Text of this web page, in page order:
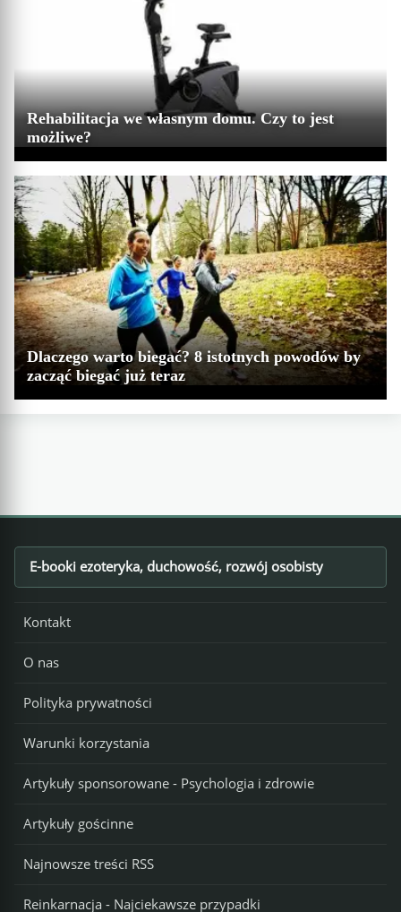
Rehabilitacja we własnym domu. Czy to jest
możliwe?
Dlaczego warto biegać? 8 istotnych powodów by
zacząć biegać już teraz
Footer
E-booki ezoteryka, duchowość, rozwój osobisty
Kontakt
O nas
Polityka prywatności
Warunki korzystania
Artykuły sponsorowane - Psychologia i zdrowie
Artykuły gościnne
Najnowsze treści RSS
Reinkarnacja - Najciekawsze przypadki